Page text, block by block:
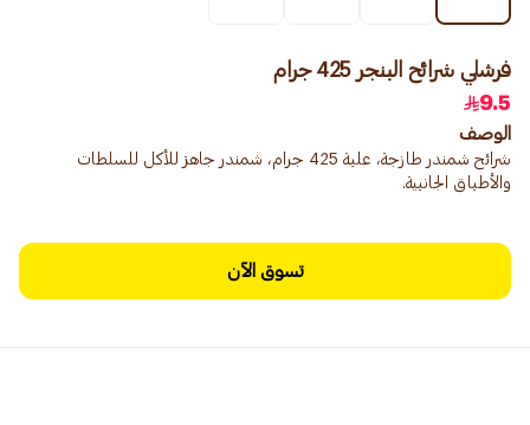
فرشلي شرائح البنجر 425 جرام
9.5
الوصف
شرائح شمندر طازجة، علبة 425 جرام، شمندر جاهز للأكل للسلطات
والأطباق الجانبية.
تسوق الآن